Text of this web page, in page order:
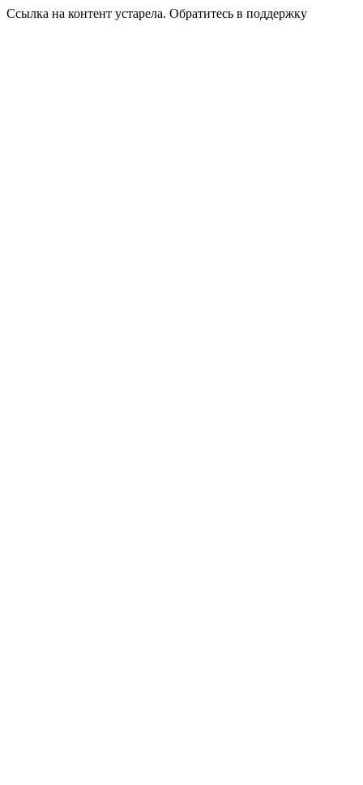
Ссылка на контент устарела. Обратитесь в поддержку